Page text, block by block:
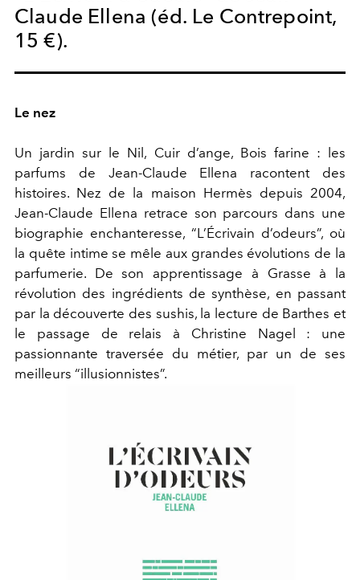
Claude Ellena (éd. Le Contrepoint,
15 €).
Le nez
Un jardin sur le Nil, Cuir d’ange, Bois farine : les
parfums de Jean-Claude Ellena racontent des
histoires. Nez de la maison Hermès depuis 2004,
Jean-Claude Ellena retrace son parcours dans une
biographie enchanteresse, “L’Écrivain d’odeurs”, où
la quête intime se mêle aux grandes évolutions de la
parfumerie. De son apprentissage à Grasse à la
révolution des ingrédients de synthèse, en passant
par la découverte des sushis, la lecture de Barthes et
le passage de relais à Christine Nagel : une
passionnante traversée du métier, par un de ses
meilleurs “illusionnistes”.